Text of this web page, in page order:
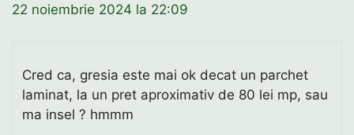
22 noiembrie 2024 la 22:09
Cred ca, gresia este mai ok decat un parchet
laminat, la un pret aproximativ de 80 lei mp, sau
ma insel ? hmmm